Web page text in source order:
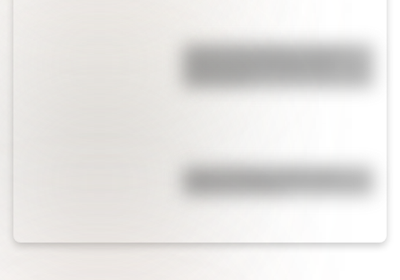
José de San Martín: conocé
Carlos Gardel: 5 datos que